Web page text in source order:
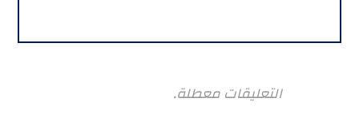
التعليقات معطلة.